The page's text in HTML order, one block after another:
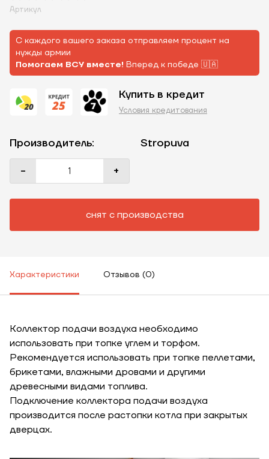
Артикул
С каждого вашего заказа отправляем процент на
нужды армии
Помогаем ВСУ вместе! Вперед к победе 🇺🇦
Купить в кредит
Условия кредитования
Производитель:
Stropuva
-
+
снят с производства
Характеристики Отзывов (0)
Коллектор подачи воздуха необходимо
использовать при топке углем и торфом.
Рекомендуется использовать при топке пеллетами,
брикетами, влажными дровами и другими
древесными видами топлива.
Подключение коллектора подачи воздуха
производится после растопки котла при закрытых
дверцах.
Высота, м
Ширина, м
Длина, м
Степень
Обратный звонок
Отправить
ЗАКАЗАТЬ УСЛУГУ МОНТАЖА